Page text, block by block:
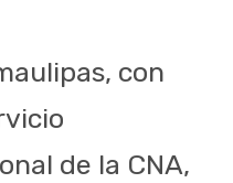
con
de la CNA,